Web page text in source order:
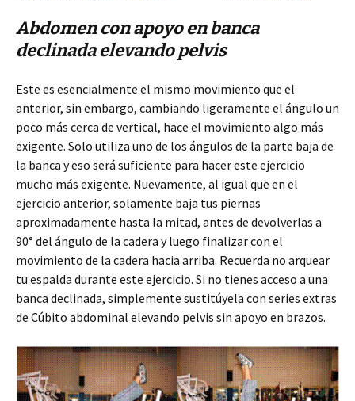
Abdomen con apoyo en banca
declinada elevando pelvis
Este es esencialmente el mismo movimiento que el
anterior, sin embargo, cambiando ligeramente el ángulo un
poco más cerca de vertical, hace el movimiento algo más
exigente. Solo utiliza uno de los ángulos de la parte baja de
la banca y eso será suficiente para hacer este ejercicio
mucho más exigente. Nuevamente, al igual que en el
ejercicio anterior, solamente baja tus piernas
aproximadamente hasta la mitad, antes de devolverlas a
90° del ángulo de la cadera y luego finalizar con el
movimiento de la cadera hacia arriba. Recuerda no arquear
tu espalda durante este ejercicio. Si no tienes acceso a una
banca declinada, simplemente sustitúyela con series extras
de Cúbito abdominal elevando pelvis sin apoyo en brazos.